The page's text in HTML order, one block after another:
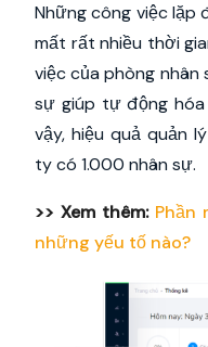
Những công việc lặp
mất rất nhiều thời
việc của phòng nhân
sự giúp tự động
vậy, hiệu quả quản
ty có 1.000 nhân sự.
>> Xem thêm: Phần
những yếu tố nào?